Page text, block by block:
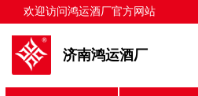
欢迎访问鸿运酒厂官方网站
济南鸿运酒厂